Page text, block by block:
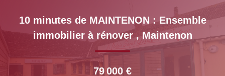
LOUER
ESTIMER
10 minutes de MAINTENON : Ensemble
immobilier à rénover ,Maintenon
79 000 €